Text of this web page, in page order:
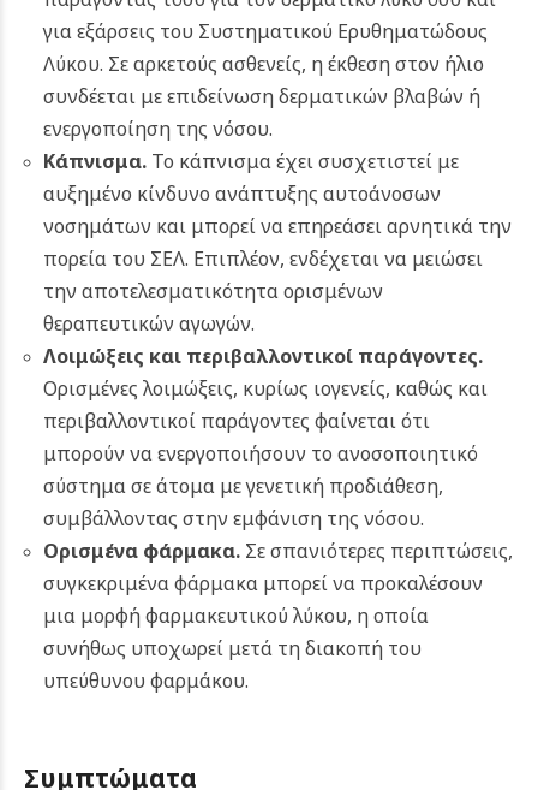
για εξάρσεις του Συστηματικού Ερυθηματώδους
Λύκου. Σε αρκετούς ασθενείς, η έκθεση στον ήλιο
συνδέεται με επιδείνωση δερματικών βλαβών ή
ενεργοποίηση της νόσου.
Κάπνισμα.Το κάπνισμα έχει συσχετιστεί με
αυξημένο κίνδυνο ανάπτυξης αυτοάνοσων
νοσημάτων και μπορεί να επηρεάσει αρνητικά την
πορεία του ΣΕΛ. Επιπλέον, ενδέχεται να μειώσει
την αποτελεσματικότητα ορισμένων
θεραπευτικών αγωγών.
Λοιμώξεις και περιβαλλοντικοί παράγοντες.
Ορισμένες λοιμώξεις, κυρίως ιογενείς, καθώς και
περιβαλλοντικοί παράγοντες φαίνεται ότι
μπορούν να ενεργοποιήσουν το ανοσοποιητικό
σύστημα σε άτομα με γενετική προδιάθεση,
συμβάλλοντας στην εμφάνιση της νόσου.
Ορισμένα φάρμακα.Σε σπανιότερες περιπτώσεις,
συγκεκριμένα φάρμακα μπορεί να προκαλέσουν
μια μορφή φαρμακευτικού λύκου, η οποία
συνήθως υποχωρεί μετά τη διακοπή του
υπεύθυνου φαρμάκου.
Συμπτώματα